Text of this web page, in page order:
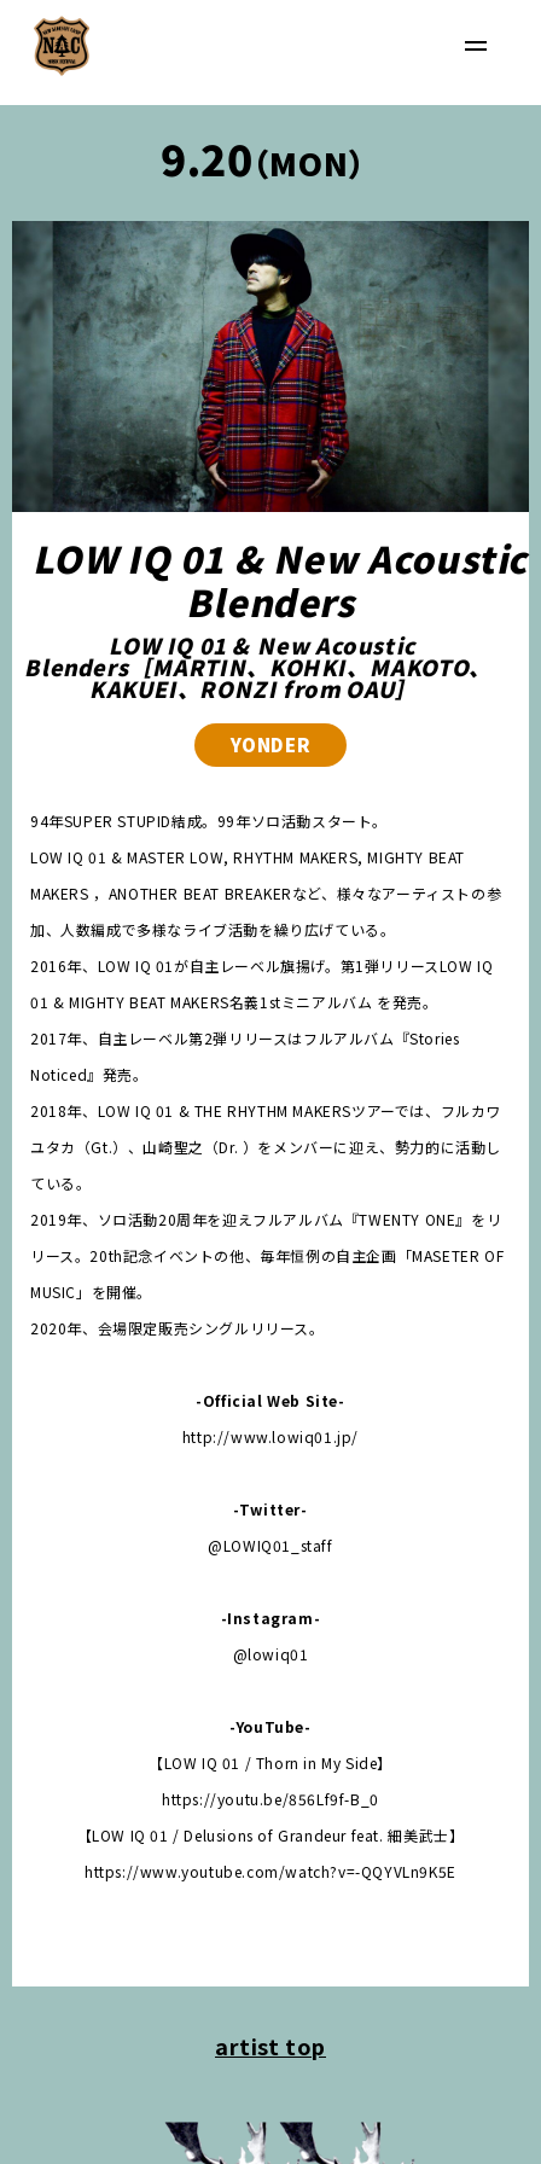
9.20（MON）
LOW IQ 01 & New Acoustic
Blenders
LOW IQ 01 & New Acoustic
Blenders［MARTIN、KOHKI、MAKOTO、
KAKUEI、RONZI from OAU］
YONDER
94年SUPER STUPID結成。99年ソロ活動スタート。
LOW IQ 01 & MASTER LOW, RHYTHM MAKERS, MIGHTY BEAT
MAKERS ，ANOTHER BEAT BREAKERなど、様々なアーティストの参
加、人数編成で多様なライブ活動を繰り広げている。
2016年、LOW IQ 01が自主レーベル旗揚げ。第1弾リリースLOW IQ
01 & MIGHTY BEAT MAKERS名義1stミニアルバム を発売。
2017年、自主レーベル第2弾リリースはフルアルバム『Stories
Noticed』発売。
2018年、LOW IQ 01 & THE RHYTHM MAKERSツアーでは、フルカワ
ユタカ（Gt.）、山崎聖之（Dr. ）をメンバーに迎え、勢力的に活動し
ている。
2019年、ソロ活動20周年を迎えフルアルバム『TWENTY ONE』をリ
リース。20th記念イベントの他、毎年恒例の自主企画「MASETER OF
MUSIC」を開催。
2020年、会場限定販売シングルリリース。
-Official Web Site-
http://www.lowiq01.jp/
-Twitter-
@LOWIQ01_staff
-Instagram-
@lowiq01
-YouTube-
【LOW IQ 01 / Thorn in My Side】
https://youtu.be/856Lf9f-B_0
【LOW IQ 01 / Delusions of Grandeur feat. 細美武士】
https://www.youtube.com/watch?v=-QQYVLn9K5E
artist top